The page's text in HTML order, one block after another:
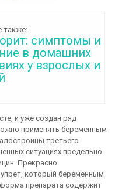
также:
симптомы и
в домашних
у взрослых и
и уже создан ряд
применять беременным
третьего
ситуациях предельно
Прекрасно
который беременным
препарата содержит